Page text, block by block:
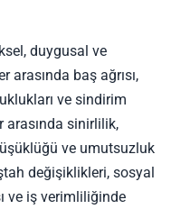
duygusal ve
arasında baş ağrısı,
ve sindirim
arasında sinirlilik,
ve umutsuzluk
değişiklikleri, sosyal
ve iş verimliliğinde